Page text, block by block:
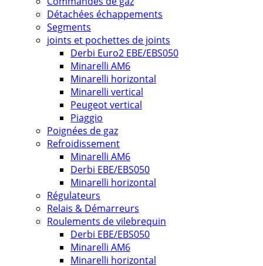
Détachées échappements
Segments
joints et pochettes de joints
Derbi Euro2 EBE/EBS050
Minarelli AM6
Minarelli horizontal
Minarelli vertical
Peugeot vertical
Piaggio
Poignées de gaz
Refroidissement
Minarelli AM6
Derbi EBE/EBS050
Minarelli horizontal
Régulateurs
Relais & Démarreurs
Roulements de vilebrequin
Derbi EBE/EBS050
Minarelli AM6
Minarelli horizontal